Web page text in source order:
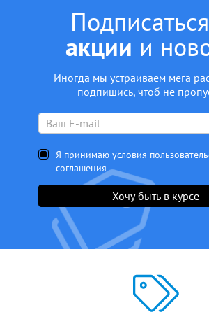
Подписаться
акции и
Иногда мы устраиваем мега
подпишись, чтоб не
Я принимаю условия
соглашения
Хочу быть в курсе